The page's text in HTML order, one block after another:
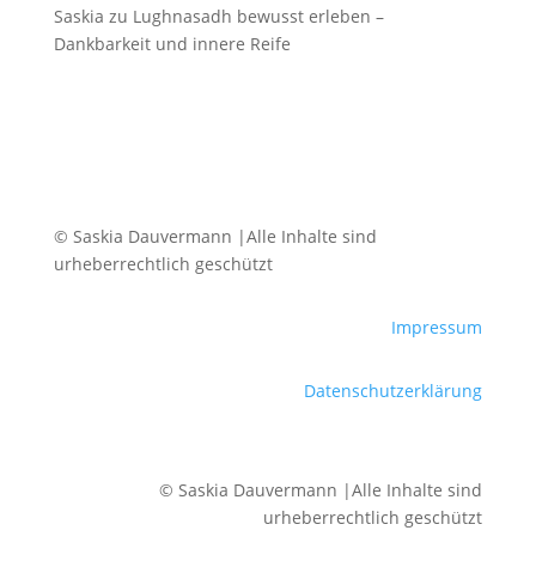
Saskia zu Lughnasadh bewusst erleben –
Dankbarkeit und innere Reife
© Saskia Dauvermann |Alle Inhalte sind
urheberrechtlich geschützt
Impressum
Datenschutzerklärung
© Saskia Dauvermann |Alle Inhalte sind
urheberrechtlich geschützt